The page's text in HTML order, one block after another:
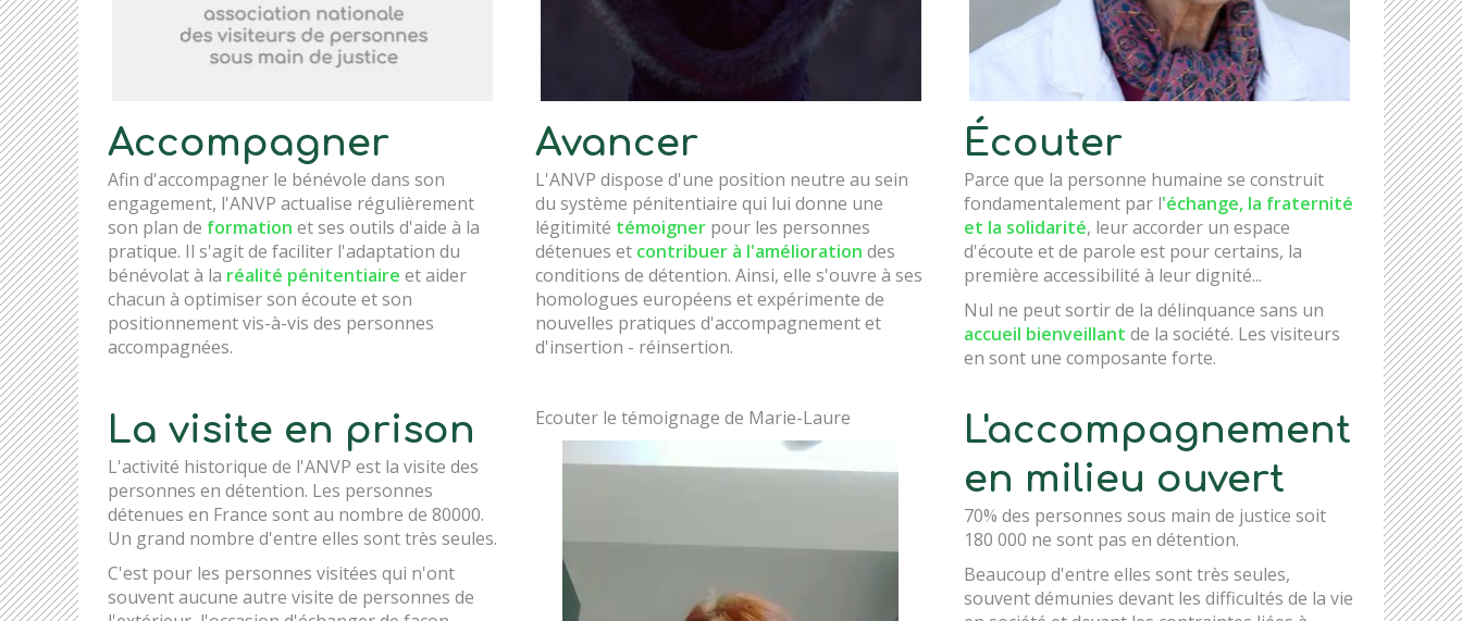
Accompagner
Afin d'accompagner le bénévole dans son
engagement, l'ANVP actualise régulièrement
son plan de formation et ses outils d'aide à la
pratique. Il s'agit de faciliter l'adaptation du
bénévolat à la réalité pénitentiaire et aider
chacun à optimiser son écoute et son
positionnement vis-à-vis des personnes
accompagnées.
Avancer
L'ANVP dispose d'une position neutre au sein
du système pénitentiaire qui lui donne une
légitimité témoigner pour les personnes
détenues et contribuer à l'amélioration des
conditions de détention. Ainsi, elle s'ouvre à ses
homologues européens et expérimente de
nouvelles pratiques d'accompagnement et
d'insertion - réinsertion.
Écouter
Parce que la personne humaine se construit
fondamentalement par l'échange, la fraternité
et la solidarité, leur accorder un espace
d'écoute et de parole est pour certains, la
première accessibilité à leur dignité...
Nul ne peut sortir de la délinquance sans un
accueil bienveillant de la société. Les visiteurs
en sont une composante forte.
La visite en prison
L'activité historique de l'ANVP est la visite des
personnes en détention. Les personnes
détenues en France sont au nombre de 80000.
Un grand nombre d'entre elles sont très seules.
C'est pour les personnes visitées qui n'ont
souvent aucune autre visite de personnes de
Ecouter le témoignage de Marie-Laure
L'accompagnement
en milieu ouvert
70% des personnes sous main de justice soit
180 000 ne sont pas en détention.
Beaucoup d'entre elles sont très seules,
souvent démunies devant les difficultés de la vie